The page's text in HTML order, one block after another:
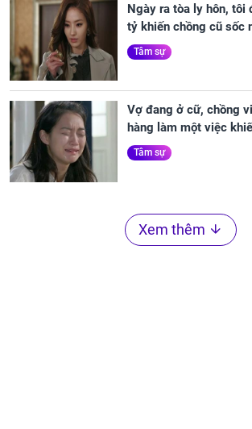
Ngày ra tòa ly hôn, tôi
tỷ khiến chồng cũ sốc
Tâm sự
Vợ đang ở cữ, chồng
hàng làm một việc
Tâm sự
Xem thêm